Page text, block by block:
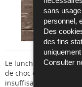
sans
personnel,
Des
des fins
Consulter
Le lunch box
de choc électrique dû
insuffisante.